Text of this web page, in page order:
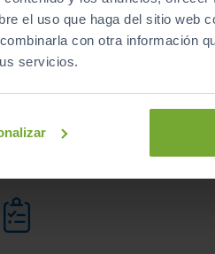
el uso que haga del sitio web
con otra información
servicios.